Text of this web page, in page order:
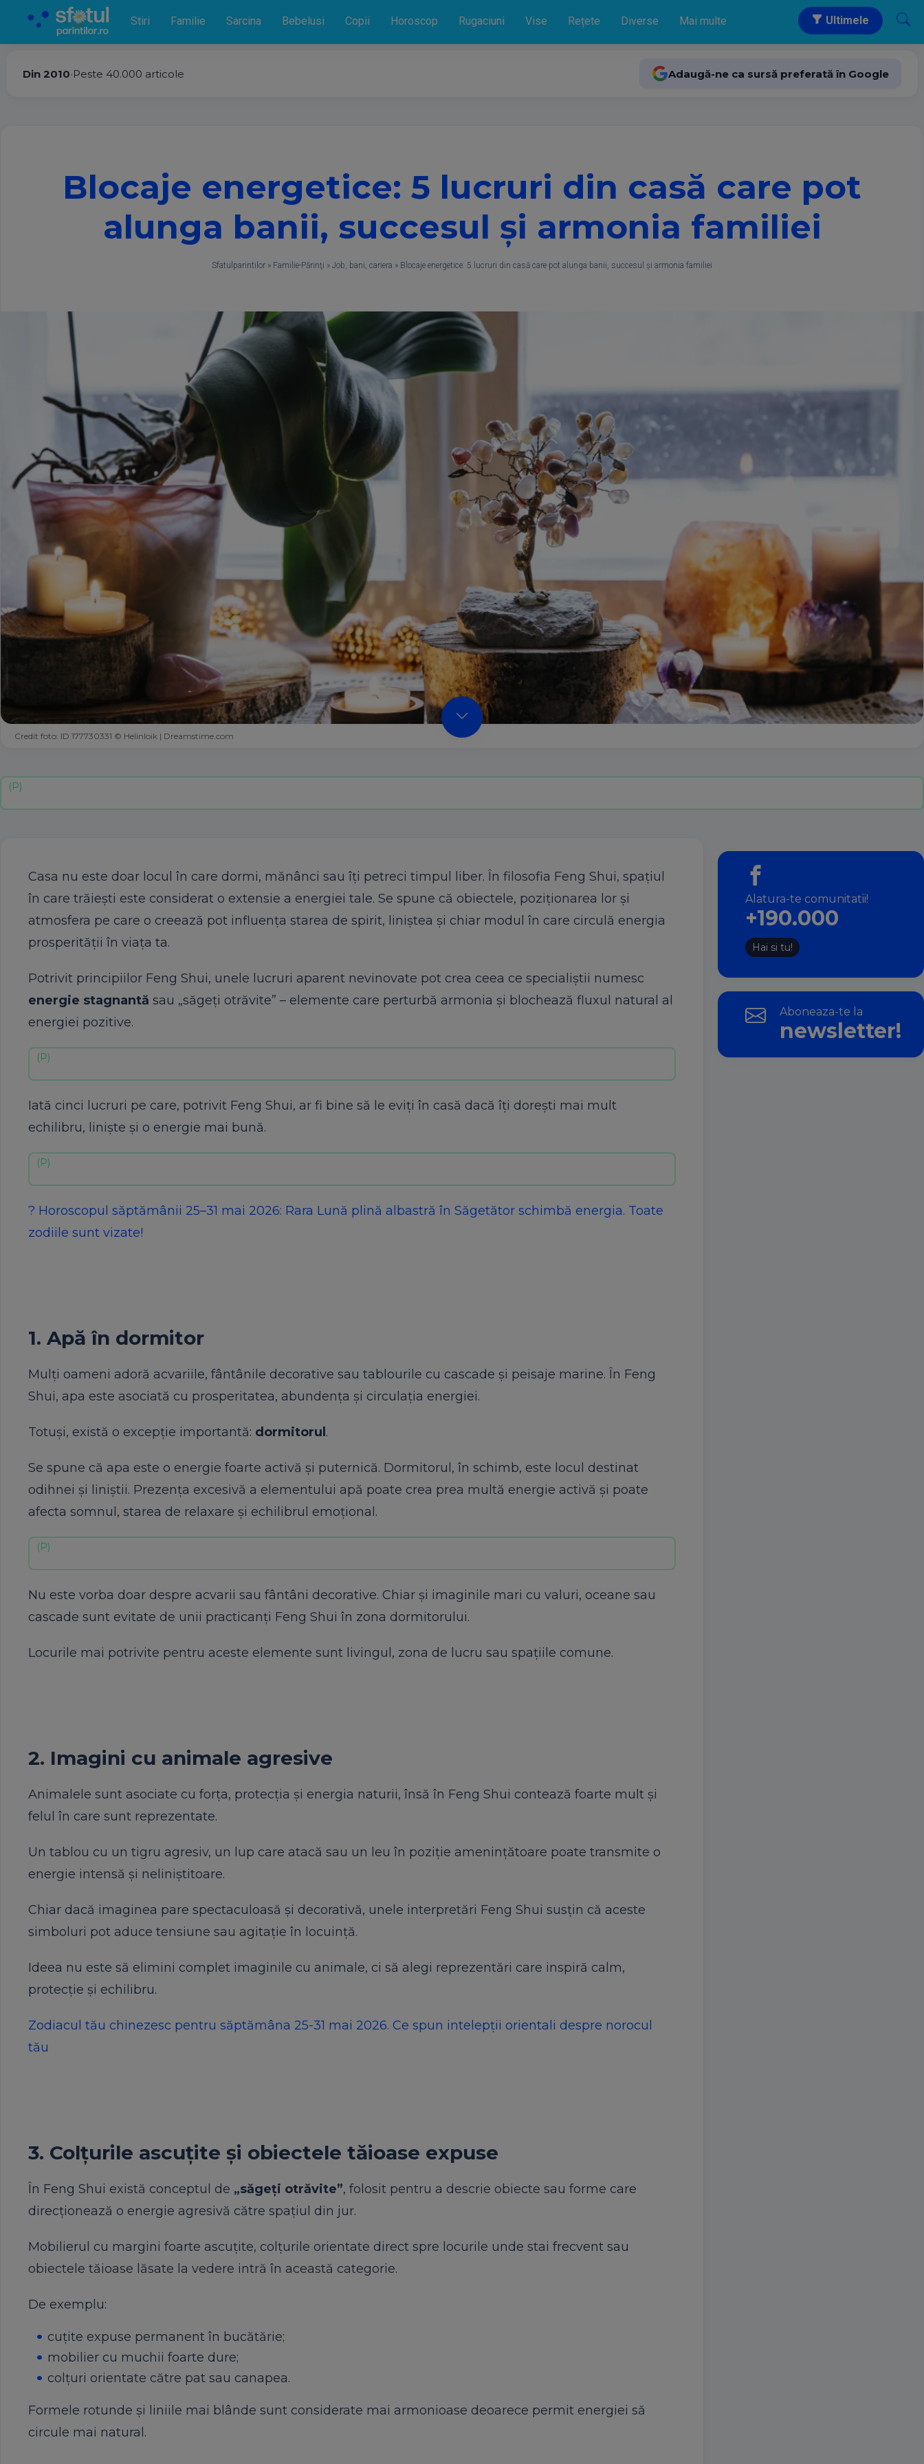
Stiri Familie Sarcina Bebelusi Copii Horoscop Rugaciuni Vise Rețete Diverse Mai multe Ultimele
Din 2010•Peste 40.000 articole Adaugă-ne ca sursă preferată în Google
Blocaje energetice: 5 lucruri din casă care pot
alunga banii, succesul și armonia familiei
Sfatulparintilor » Familie-Părinţi » Job, bani, cariera » Blocaje energetice: 5 lucruri din casă care pot alunga banii, succesul și armonia familiei
Credit foto: ID 177730331 © Helinloik | Dreamstime.com
Casa nu este doar locul în care dormi, mănânci sau îți petreci timpul liber. În filosofia Feng Shui, spațiul
în care trăiești este considerat o extensie a energiei tale. Se spune că obiectele, poziționarea lor și
atmosfera pe care o creează pot influența starea de spirit, liniștea și chiar modul în care circulă energia
prosperității în viața ta.
Potrivit principiilor Feng Shui, unele lucruri aparent nevinovate pot crea ceea ce specialiștii numesc
energie stagnantă sau „săgeți otrăvite” – elemente care perturbă armonia și blochează fluxul natural al
energiei pozitive.
Iată cinci lucruri pe care, potrivit Feng Shui, ar fi bine să le eviți în casă dacă îți dorești mai mult
echilibru, liniște și o energie mai bună.
? Horoscopul săptămânii 25–31 mai 2026: Rara Lună plină albastră în Săgetător schimbă energia. Toate
zodiile sunt vizate!
1. Apă în dormitor
Mulți oameni adoră acvariile, fântânile decorative sau tablourile cu cascade și peisaje marine. În Feng
Shui, apa este asociată cu prosperitatea, abundența și circulația energiei.
Totuși, există o excepție importantă: dormitorul .
Se spune că apa este o energie foarte activă și puternică. Dormitorul, în schimb, este locul destinat
odihnei și liniștii. Prezența excesivă a elementului apă poate crea prea multă energie activă și poate
afecta somnul, starea de relaxare și echilibrul emoțional.
Nu este vorba doar despre acvarii sau fântâni decorative. Chiar și imaginile mari cu valuri, oceane sau
cascade sunt evitate de unii practicanți Feng Shui în zona dormitorului.
Locurile mai potrivite pentru aceste elemente sunt livingul, zona de lucru sau spațiile comune.
2. Imagini cu animale agresive
Animalele sunt asociate cu forța, protecția și energia naturii, însă în Feng Shui contează foarte mult și
felul în care sunt reprezentate.
Un tablou cu un tigru agresiv, un lup care atacă sau un leu în poziție amenințătoare poate transmite o
energie intensă și neliniștitoare.
Chiar dacă imaginea pare spectaculoasă și decorativă, unele interpretări Feng Shui susțin că aceste
simboluri pot aduce tensiune sau agitație în locuință.
Ideea nu este să elimini complet imaginile cu animale, ci să alegi reprezentări care inspiră calm,
protecție și echilibru.
Zodiacul tău chinezesc pentru săptămâna 25-31 mai 2026. Ce spun intelepții orientali despre norocul
tău
3. Colțurile ascuțite și obiectele tăioase expuse
În Feng Shui există conceptul de „săgeți otrăvite”, folosit pentru a descrie obiecte sau forme care
direcționează o energie agresivă către spațiul din jur.
Mobilierul cu margini foarte ascuțite, colțurile orientate direct spre locurile unde stai frecvent sau
obiectele tăioase lăsate la vedere intră în această categorie.
De exemplu:
cuțite expuse permanent în bucătărie;
mobilier cu muchii foarte dure;
colțuri orientate către pat sau canapea.
Formele rotunde și liniile mai blânde sunt considerate mai armonioase deoarece permit energiei să
circule mai natural.
Alatura-te comunitatii!
+190.000
Hai si tu!
Aboneaza-te la
newsletter!